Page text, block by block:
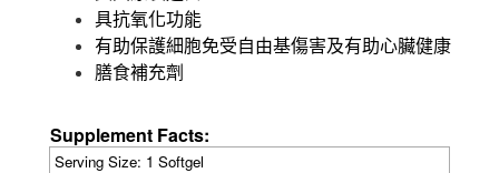
具抗氧化功能
有助保護細胞免受自由基傷害及有助心臟健康
膳食補充劑
Supplement Facts:
Serving Size: 1 Softgel